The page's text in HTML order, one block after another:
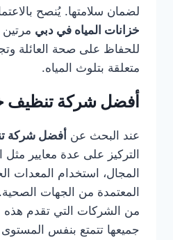
لضمان سلامتها. يُنصح
خزانات المياه في دبي
للحفاظ على صحة العائلة
متعلقة بتلوث المياه.
أفضل شركة تنظيف
عند البحث عن أفضل شركة
التركيز على عدة معايير مثل
المجال، استخدام المعدات
المعتمدة من الجهات
من الشركات التي تقدم هذه
جميعها تتمتع بنفس